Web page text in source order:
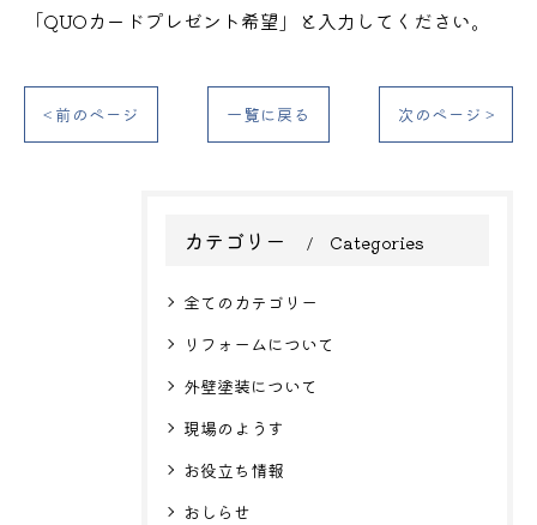
「QUOカードプレゼント希望」と入力してください。
< 前のページ 一覧に戻る 次のページ >
カテゴリー Categories
全てのカテゴリー
リフォームについて
外壁塗装について
現場のようす
お役立ち情報
おしらせ